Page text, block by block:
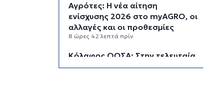
Αγρότες: Η νέα αίτηση
ενίσχυσης 2026 στο myAGRO, οι
αλλαγές και οι προθεσμίες
8 ώρες 42 λεπτά πρίν
Κόλαφος ΟΟΣΑ: Στην τελευταία
θέση η Ελλάδα για το